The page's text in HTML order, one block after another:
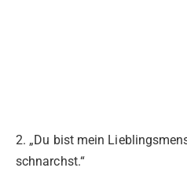
2. „Du bist mein
schnarchst.“